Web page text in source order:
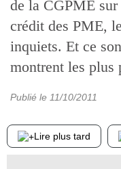
de la CGPME
crédit des PME,
inquiets. Et ce
montrent les plus
Publié le 11/10/2011
Lire plus tard